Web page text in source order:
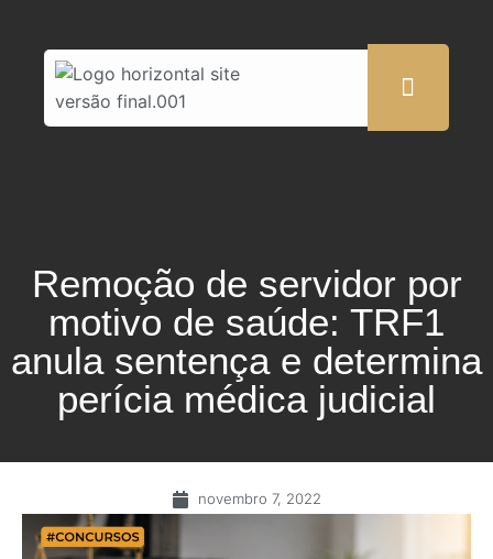
Remoção de servidor por
motivo de saúde: TRF1
anula sentença e determina
perícia médica judicial
novembro 7, 2022